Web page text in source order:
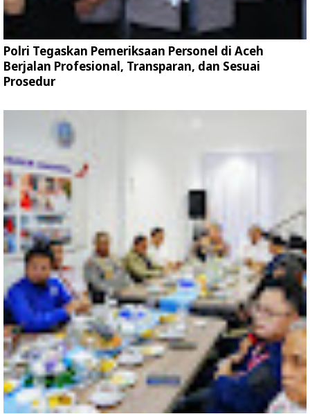
Polri Tegaskan Pemeriksaan Personel di Aceh
Berjalan Profesional, Transparan, dan Sesuai
Prosedur